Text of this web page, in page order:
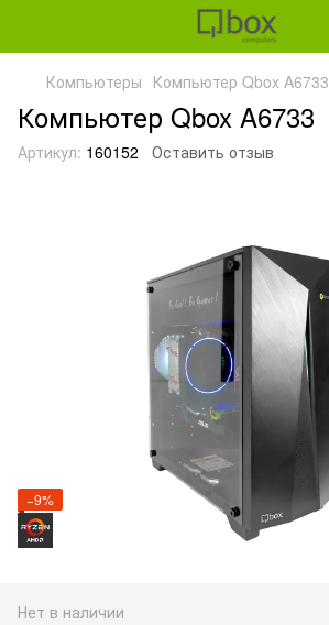
Компьютеры Компьютер Qbox A6733
Компьютер Qbox A6733
Артикул: 160152 Оставить отзыв
−9%
Нет в наличии